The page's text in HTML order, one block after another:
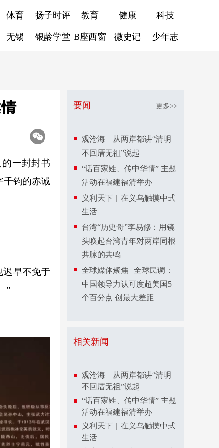
体育 扬子时评 教育 健康 科技
无锡 银龄学堂 B座西窗 微史记 少年志
一封封书
千钧的赤诚
早不免于
”
要闻 更多>>
观沧海：从两岸都讲“清明
不回厝无祖”说起
“话百家姓、传中华情” 主题
活动在福建福清举办
义利天下｜在义乌触摸中式
生活
台湾“历史哥”李易修：用镜
头唤起台湾青年对两岸同根
共脉的共鸣
全球媒体聚焦 | 全球民调：
中国领导力认可度超美国5
个百分点 创最大差距
相关新闻
观沧海：从两岸都讲“清明
不回厝无祖”说起
“话百家姓、传中华情” 主题
活动在福建福清举办
义利天下｜在义乌触摸中式
生活